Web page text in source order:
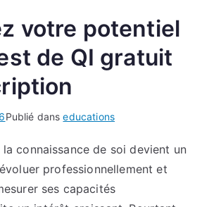
votre potentiel
de QI gratuit
Publié danseducations
connaissance de soi devient un
professionnellement et
ses capacités